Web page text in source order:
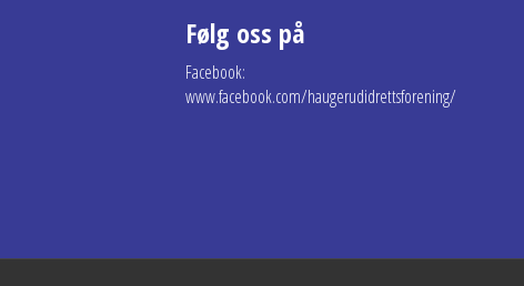
Følg oss på
Facebook:
www.facebook.com/haugerudidrettsforening/